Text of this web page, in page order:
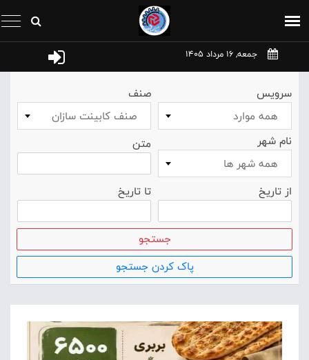
جمعه, 16 مرداد 1405
سرویس
همه موارد
صنف
صنف کابينت سازان
نام شهر
همه شهر ها
متن
از تاریخ تا تاریخ
جستجو
پاک کردن جستجو